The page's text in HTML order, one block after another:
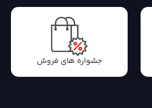
جشواره های فروش